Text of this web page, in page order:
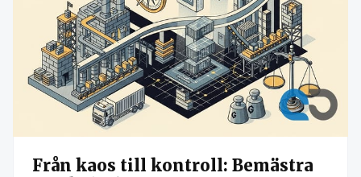
Från kaos till kontroll: Bemästra